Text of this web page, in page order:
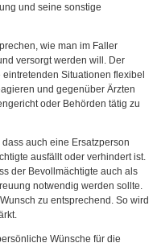
und seine sonstige
wie man im Faller
versorgt werden will. Der
Situationen flexibel
und gegenüber Ärzten
oder Behörden tätig zu
auch eine Ersatzperson
ausfällt oder verhindert ist.
der Bevollmächtigte auch als
notwendig werden sollte.
zu entsprechend. So wird
Wünsche für die